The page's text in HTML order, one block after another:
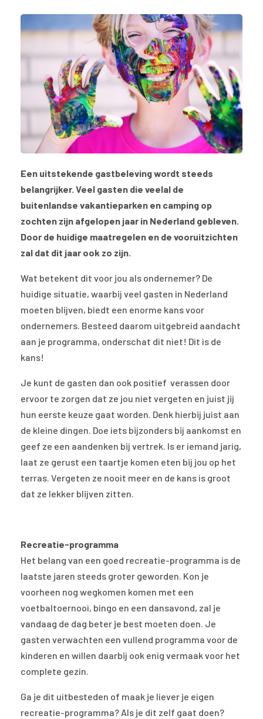
Een uitstekende gastbeleving wordt steeds
belangrijker. Veel gasten die veelal de
buitenlandse vakantieparken en camping op
zochten zijn afgelopen jaar in Nederland gebleven.
Door de huidige maatregelen en de vooruitzichten
zal dat dit jaar ook zo zijn.
Wat betekent dit voor jou als ondernemer? De
huidige situatie, waarbij veel gasten in Nederland
moeten blijven, biedt een enorme kans voor
ondernemers. Besteed daarom uitgebreid aandacht
aan je programma, onderschat dit niet! Dit is de
kans!
Je kunt de gasten dan ook positief verassen door
ervoor te zorgen dat ze jou niet vergeten en juist jij
hun eerste keuze gaat worden. Denk hierbij juist aan
de kleine dingen. Doe iets bijzonders bij aankomst en
geef ze een aandenken bij vertrek. Is er iemand jarig,
laat ze gerust een taartje komen eten bij jou op het
terras. Vergeten ze nooit meer en de kans is groot
dat ze lekker blijven zitten.
Recreatie-programma
Het belang van een goed recreatie-programma is de
laatste jaren steeds groter geworden. Kon je
voorheen nog wegkomen komen met een
voetbaltoernooi, bingo en een dansavond, zal je
vandaag de dag beter je best moeten doen. Je
gasten verwachten een vullend programma voor de
kinderen en willen daarbij ook enig vermaak voor het
complete gezin.
Ga je dit uitbesteden of maak je liever je eigen
recreatie-programma? Als je dit zelf gaat doen?